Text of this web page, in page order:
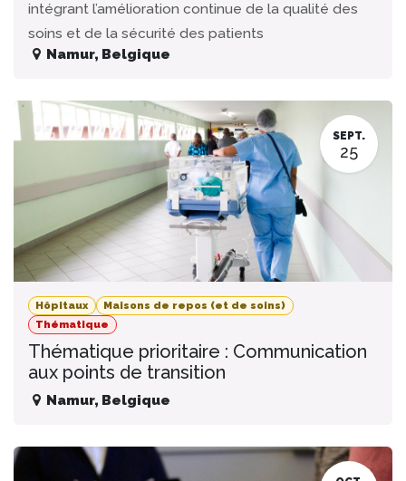
intégrant l’amélioration continue de la qualité des
soins et de la sécurité des patients
Namur, Belgique
SEPT.
25
Hôpitaux
Maisons de repos (et de soins)
Thématique
Thématique prioritaire : Communication
aux points de transition
Namur, Belgique